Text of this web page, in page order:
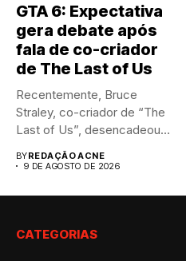
GTA 6: Expectativa
gera debate após
fala de co-criador
de The Last of Us
Recentemente, Bruce
Straley, co-criador de “The
Last of Us”, desencadeou
BYREDAÇÃO ACNE
9 DE AGOSTO DE 2026
CATEGORIAS